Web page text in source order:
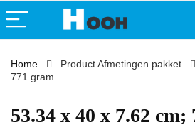
Home Product Afmetingen pakket
771 gram
‎53.34 x 40 x 7.62 cm;